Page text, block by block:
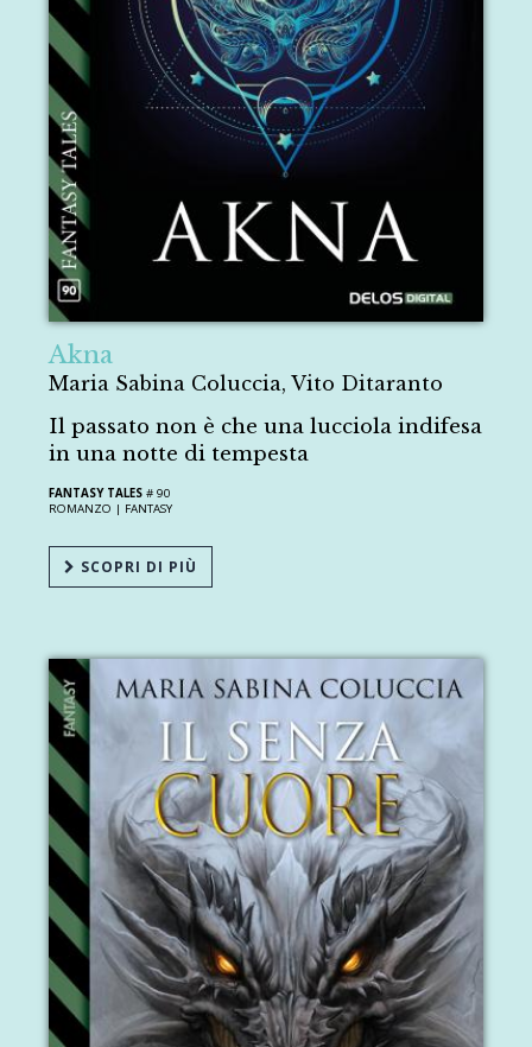
Akna
Maria Sabina Coluccia, Vito Ditaranto
Il passato non è che una lucciola indifesa
in una notte di tempesta
FANTASY TALES # 90
ROMANZO | FANTASY
SCOPRI DI PIÙ